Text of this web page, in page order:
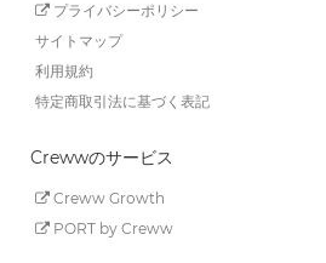
プライバシーポリシー
サイトマップ
利用規約
特定商取引法に基づく表記
Crewwのサービス
Creww Growth
PORT by Creww